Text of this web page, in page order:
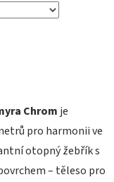
Chrom je
pro harmonii ve
otopný žebřík s
– těleso pro